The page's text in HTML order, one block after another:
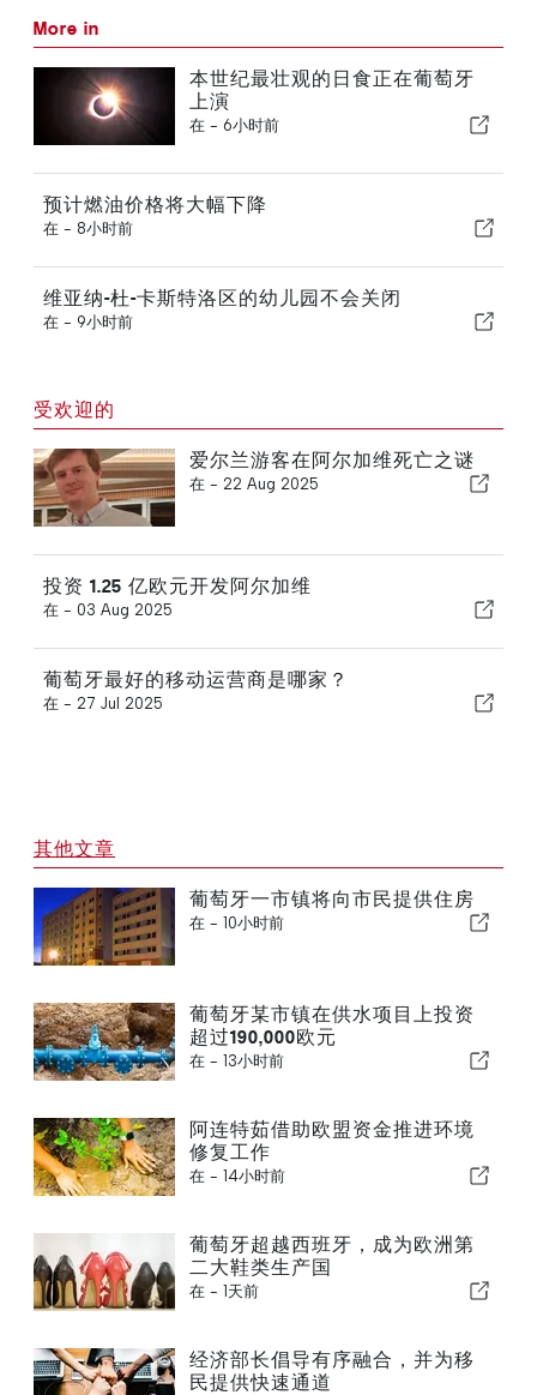
More in
本世纪最壮观的日食正在葡萄牙
上演
在 - 6小时前
预计燃油价格将大幅下降
在 - 8小时前
维亚纳-杜-卡斯特洛区的幼儿园不会关闭
在 - 9小时前
受欢迎的
爱尔兰游客在阿尔加维死亡之谜
在 - 22 Aug 2025
投资 1.25 亿欧元开发阿尔加维
在 - 03 Aug 2025
葡萄牙最好的移动运营商是哪家？
在 - 27 Jul 2025
其他文章
葡萄牙一市镇将向市民提供住房
在 - 10小时前
葡萄牙某市镇在供水项目上投资
超过190,000欧元
在 - 13小时前
阿连特茹借助欧盟资金推进环境
修复工作
在 - 14小时前
葡萄牙超越西班牙，成为欧洲第
二大鞋类生产国
在 - 1天前
经济部长倡导有序融合，并为移
民提供快速通道